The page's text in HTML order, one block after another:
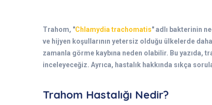
Trahom, "Chlamydia trachomatis" adlı bakterinin
ve hijyen koşullarının yetersiz olduğu ülkelerde
zamanla görme kaybına neden olabilir. Bu
inceleyeceğiz. Ayrıca, hastalık hakkında sıkça
Trahom Hastalığı Nedir?